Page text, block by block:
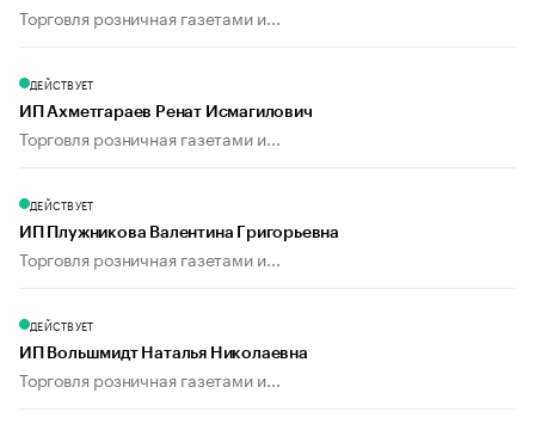
Торговля розничная газетами и...
ДЕЙСТВУЕТ
ИП Ахметгараев Ренат Исмагилович
Торговля розничная газетами и...
ДЕЙСТВУЕТ
ИП Плужникова Валентина Григорьевна
Торговля розничная газетами и...
ДЕЙСТВУЕТ
ИП Вольшмидт Наталья Николаевна
Торговля розничная газетами и...